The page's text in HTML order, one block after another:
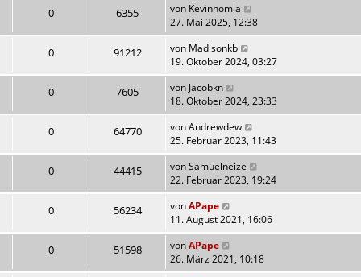
0 6355 von Kevinnomia
27. Mai 2025, 12:38
0 91212 von Madisonkb
19. Oktober 2024, 03:27
0 7605 von Jacobkn
18. Oktober 2024, 23:33
0 64770 vonAndrewdew
25. Februar 2023, 11:43
0 44415 vonSamuelneize
22. Februar 2023, 19:24
0 56234 vonAPape
11. August 2021, 16:06
0 51598 vonAPape
26. März 2021, 10:18